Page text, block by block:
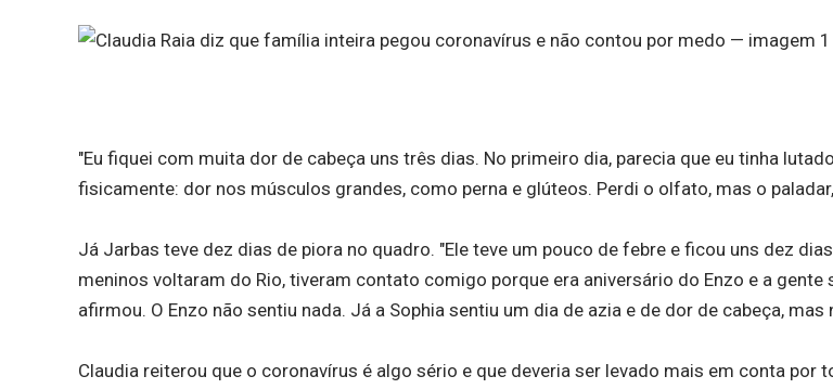
"Eu fiquei com muita dor de cabeça uns três dias. No primeiro dia, parecia que eu tinha
fisicamente: dor nos músculos grandes, como perna e glúteos. Perdi o olfato, mas o
Já Jarbas teve dez dias de piora no quadro. "Ele teve um pouco de febre e ficou uns dez
meninos voltaram do Rio, tiveram contato comigo porque era aniversário do Enzo e a gente
afirmou. O Enzo não sentiu nada. Já a Sophia sentiu um dia de azia e de dor de cabeça, mas
Claudia reiterou que o coronavírus é algo sério e que deveria ser levado mais em conta por